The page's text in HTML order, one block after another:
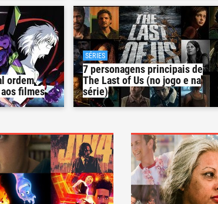
ordem
filmes
SÉRIES
7 personagens principais de
The Last of Us (no jogo e na
série)